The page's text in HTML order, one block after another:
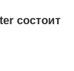
состоит